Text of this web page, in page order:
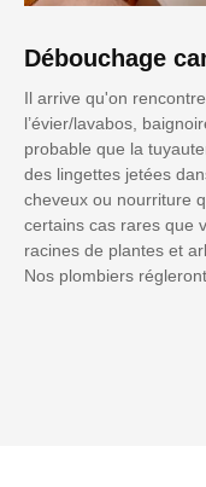
Débouchage
Il arrive qu'on
l’évier/lavabos,
probable que la
des lingettes jetées
cheveux ou nourriture
certains cas rares que
racines de plantes et
Nos plombiers